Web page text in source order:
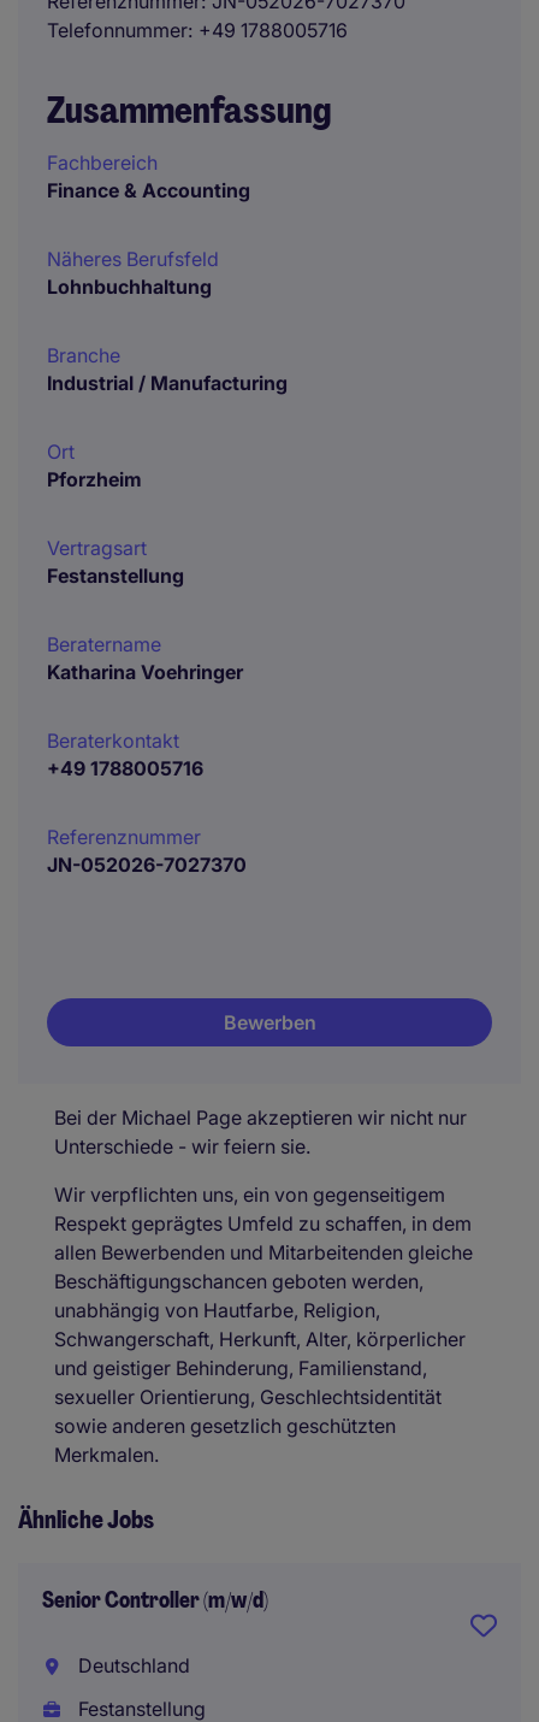
Telefonnummer +49 1788005716
Zusammenfassung
Fachbereich
Finance & Accounting
Näheres Berufsfeld
Lohnbuchhaltung
Branche
Industrial / Manufacturing
Ort
Pforzheim
Vertragsart
Festanstellung
Beratername
Katharina Voehringer
Beraterkontakt
+49 1788005716
Referenznummer
JN-052026-7027370
Bewerben
Bei der Michael Page akzeptieren wir nicht nur
Unterschiede - wir feiern sie.
Wir verpflichten uns, ein von gegenseitigem
Respekt geprägtes Umfeld zu schaffen, in dem
allen Bewerbenden und Mitarbeitenden gleiche
Beschäftigungschancen geboten werden,
unabhängig von Hautfarbe, Religion,
Schwangerschaft, Herkunft, Alter, körperlicher
und geistiger Behinderung, Familienstand,
sexueller Orientierung, Geschlechtsidentität
sowie anderen gesetzlich geschützten
Merkmalen.
Ähnliche Jobs
Senior Controller (m/w/d)
Deutschland
Festanstellung